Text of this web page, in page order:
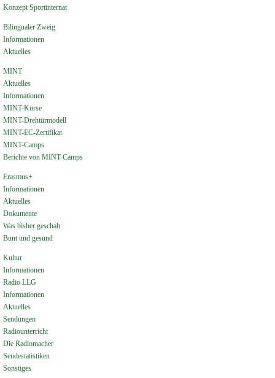
Konzept Sportinternat
Bilingualer Zweig
Informationen
Aktuelles
MINT
Aktuelles
Informationen
MINT-Kurse
MINT-Drehtürmodell
MINT-EC-Zertifikat
MINT-Camps
Berichte von MINT-Camps
Erasmus+
Informationen
Aktuelles
Dokumente
Was bisher geschah
Bunt und gesund
Kultur
Informationen
Radio LLG
Informationen
Aktuelles
Sendungen
Radiounterricht
Die Radiomacher
Sendestatistiken
Sonstiges